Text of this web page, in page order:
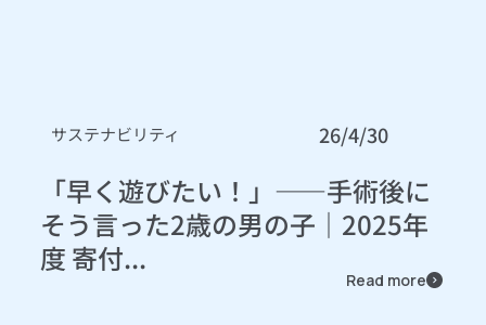
サステナビリティ 26/4/30
「早く遊びたい！」――手術後に
そう言った2歳の男の子｜2025年
度 寄付...
Read more